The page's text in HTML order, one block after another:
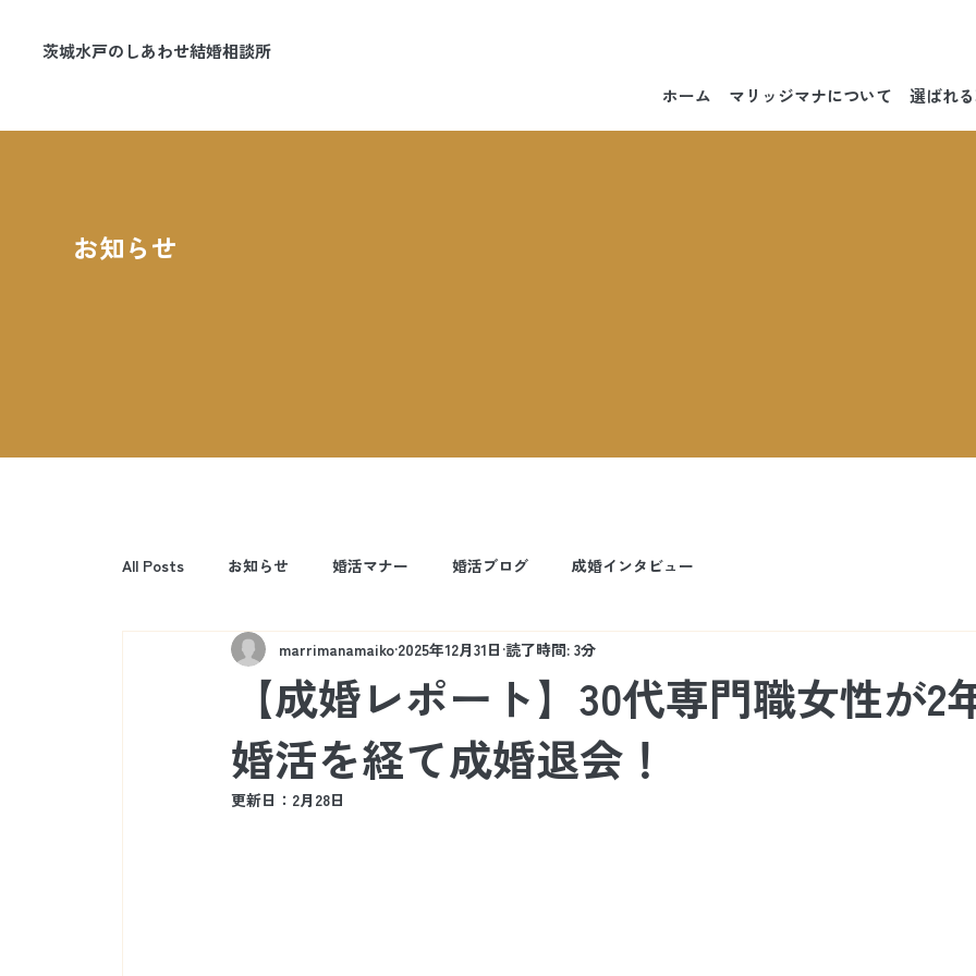
茨城水戸のしあわせ結婚相談所
ホーム マリッジマナについて 選ばれ
お知らせ
All Posts お知らせ 婚活マナー 婚活ブログ 成婚インタビュー
【成婚レポート】30代専門職女性が2
婚活を経て成婚退会！
marrimanamaiko 2025年12月31日 読了時間: 3分
更新日： 2月28日